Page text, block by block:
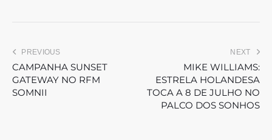
PREVIOUS
CAMPANHA SUNSET
GATEWAY NO RFM
SOMNII
NEXT
MIKE WILLIAMS:
ESTRELA HOLANDESA
TOCA A 8 DE JULHO NO
PALCO DOS SONHOS